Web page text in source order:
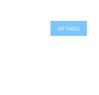
NY FÄRG